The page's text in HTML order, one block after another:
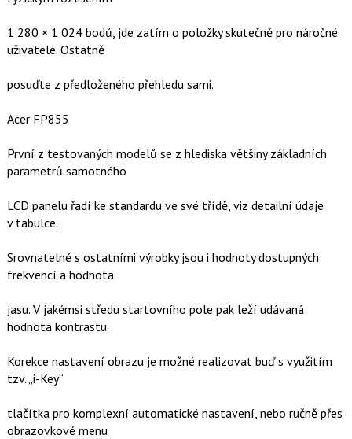
1 280 × 1 024 bodů, jde zatím o položky skutečně pro náročné
uživatele. Ostatně
posuďte z předloženého přehledu sami.
Acer FP855
První z testovaných modelů se z hlediska většiny základních
parametrů samotného
LCD panelu řadí ke standardu ve své třídě, viz detailní údaje
v tabulce.
Srovnatelné s ostatními výrobky jsou i hodnoty dostupných
frekvencí a hodnota
jasu. V jakémsi středu startovního pole pak leží udávaná
hodnota kontrastu.
Korekce nastavení obrazu je možné realizovat buď s využitím
tzv. „i-Key“
tlačítka pro komplexní automatické nastavení, nebo ručně přes
obrazovkové menu